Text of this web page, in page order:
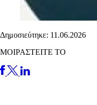
Δημοσιεύτηκε: 11.06.2026
ΜΟΙΡΑΣΤΕΙΤΕ ΤΟ